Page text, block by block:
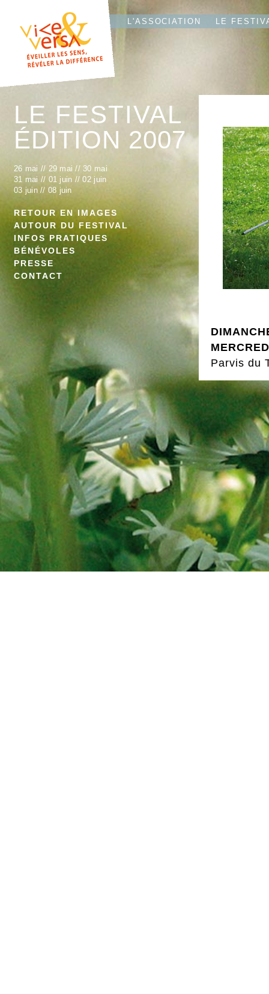
L'T L'ASSOCIATION LE
LE FESTIVAL
ÉDITION 2007
26 mai // 29 mai//30 mai
31 mai // 01 juin //02 juin
03 juin// 08 juin
RETOUR EN IMAGES
AUTOUR DU FESTIVAL
INFOS PRATIQUES
BÉNÉVOLES
PRESSE
CONTACT
Parvis du
Centre
À partir
UN